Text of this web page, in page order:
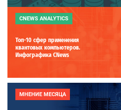
CNEWS ANALYTICS
Топ-10 сфер применения
квантовых компьютеров.
Инфографика CNews
МНЕНИЕ МЕСЯЦА